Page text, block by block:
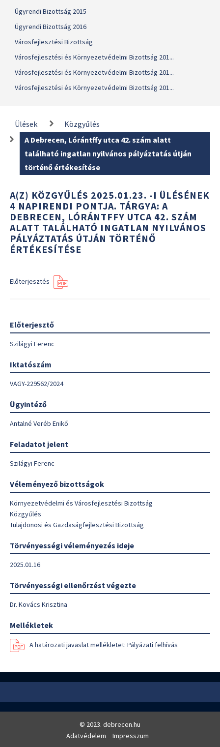
Ügyrendi Bizottság 2015
Ügyrendi Bizottság 2016
Városfejlesztési Bizottság
Városfejlesztési és Környezetvédelmi Bizottság 201...
Városfejlesztési és Környezetvédelmi Bizottság 201...
Városfejlesztési és Környezetvédelmi Bizottság 201...
Ülések
Közgyűlés
A Debrecen, Lórántffy utca 42. szám alatt
található ingatlan nyilvános pályáztatás útján
történő értékesítése
A(Z) KÖZGYŰLÉS 2025.01.23. -I ÜLÉSÉNEK
4 NAPIRENDI PONTJA. TÁRGYA: A
DEBRECEN, LÓRÁNTFFY UTCA 42. SZÁM
ALATT TALÁLHATÓ INGATLAN NYILVÁNOS
PÁLYÁZTATÁS ÚTJÁN TÖRTÉNŐ
ÉRTÉKESÍTÉSE
Előterjesztés
Előterjesztő
Szilágyi Ferenc
Iktatószám
VAGY-229562/2024
Ügyintéző
Antalné Veréb Enikő
Feladatot jelent
Szilágyi Ferenc
Véleményező bizottságok
Környezetvédelmi és Városfejlesztési Bizottság
Közgyűlés
Tulajdonosi és Gazdaságfejlesztési Bizottság
Törvényességi véleményezés ideje
2025.01.16
Törvényességi ellenőrzést végezte
Dr. Kovács Krisztina
Mellékletek
A határozati javaslat mellékletet: Pályázati felhívás
© 2023. debrecen.hu
Adatvédelem
Impresszum